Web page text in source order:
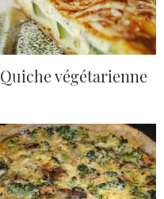
Quiche végétarienne